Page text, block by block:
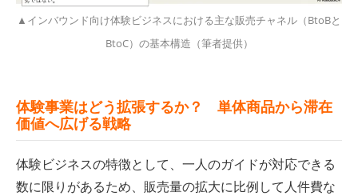
▲インバウンド向け体験ビジネスにおける主な販売チャネル（BtoBと
BtoC）の基本構造（筆者提供）
体験事業はどう拡張するか？ 単体商品から滞在
価値へ広げる戦略
体験ビジネスの特徴として、一人のガイドが対応できる
数に限りがあるため、販売量の拡大に比例して人件費な